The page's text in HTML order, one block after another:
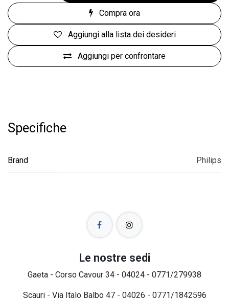
Compra ora
Aggiungi per confrontare
Aggiungi alla lista dei desideri
Specifiche
Brand Philips
Le nostre sedi
Gaeta - Corso Cavour 34 - 04024 - 0771/279938
Scauri - Via Italo Balbo 47 - 04026 - 0771/1842596